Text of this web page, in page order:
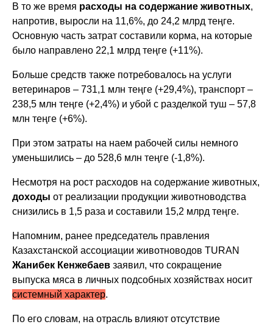
В то же время расходы на содержание животных,
напротив, выросли на 11,6%, до 24,2 млрд теңге.
Основную часть затрат составили корма, на которые
было направлено 22,1 млрд теңге (+11%).
Больше средств также потребовалось на услуги
ветеринаров – 731,1 млн теңге (+29,4%), транспорт –
238,5 млн теңге (+2,4%) и убой с разделкой туш – 57,8
млн теңге (+6%).
При этом затраты на наем рабочей силы немного
уменьшились – до 528,6 млн теңге (-1,8%).
Несмотря на рост расходов на содержание животных,
доходыот реализации продукции животноводства
снизились в 1,5 раза и составили 15,2 млрд теңге.
Напомним, ранее председатель правления
Казахстанской ассоциации животноводов TURAN
Жанибек Кенжебаев заявил, что сокращение
выпуска мяса в личных подсобных хозяйствах носит
системный характер.
По его словам, на отрасль влияют отсутствие